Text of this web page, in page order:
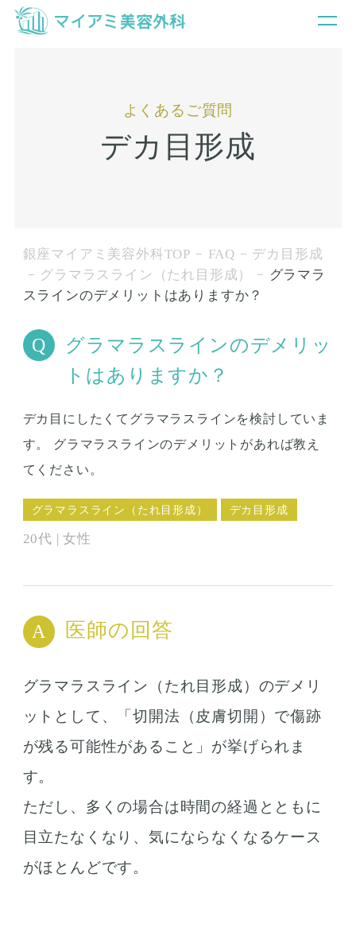
よくあるご質問
デカ目形成
銀座マイアミ美容外科TOP FAQ
デカ目形成
グラマラスライン（たれ目形成）
グラマラ
スラインのデメリットはありますか？
グラマラスラインのデメリッ
トはありますか？
デカ目にしたくてグラマラスラインを検討していま
す。 グラマラスラインのデメリットがあれば教え
てください。
グラマラスライン（たれ目形成） デカ目形成
20代 | 女性
医師の回答
グラマラスライン（たれ目形成）のデメリ
ットとして、「切開法（皮膚切開）で傷跡
が残る可能性があること」が挙げられま
す。
ただし、多くの場合は時間の経過とともに
目立たなくなり、気にならなくなるケース
がほとんどです。